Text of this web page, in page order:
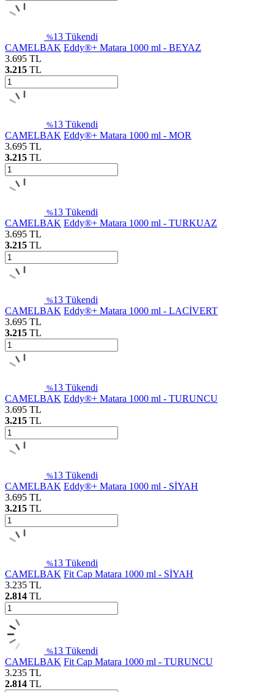
%13 Tükendi
CAMELBAK Eddy®+ Matara 1000 ml - BEYAZ
3.695 TL
3.215 TL
%13 Tükendi
CAMELBAK Eddy®+ Matara 1000 ml - MOR
3.695 TL
3.215 TL
%13 Tükendi
CAMELBAK Eddy®+ Matara 1000 ml - TURKUAZ
3.695 TL
3.215 TL
%13 Tükendi
CAMELBAK Eddy®+ Matara 1000 ml - LACİVERT
3.695 TL
3.215 TL
%13 Tükendi
CAMELBAK Eddy®+ Matara 1000 ml - TURUNCU
3.695 TL
3.215 TL
%13 Tükendi
CAMELBAK Eddy®+ Matara 1000 ml - SİYAH
3.695 TL
3.215 TL
%13 Tükendi
CAMELBAK Fit Cap Matara 1000 ml - SİYAH
3.235 TL
2.814 TL
%13 Tükendi
CAMELBAK Fit Cap Matara 1000 ml - TURUNCU
3.235 TL
2.814 TL